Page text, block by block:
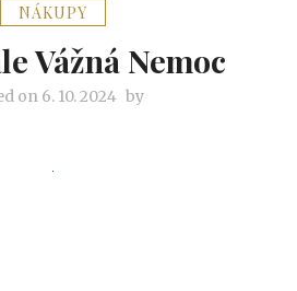
NÁKUPY
Vážná Nemoc
on 6. 10. 2024 by